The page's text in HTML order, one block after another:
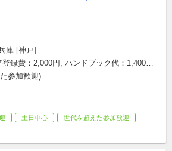
庫 [神戸]
録費：2,000円, ハンドブック代：1,400円,
, その他雑費：会場型のみ（お菓子・飲み
参加歓迎)
土日中心
世代を超えた参加歓迎